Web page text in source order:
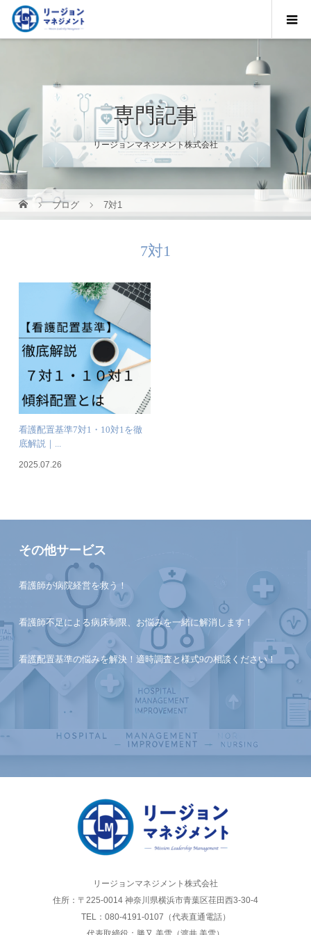
専門記事
リージョンマネジメント株式会社
ブログ 7対1
7対1
看護配置基準7対1・10対1を徹
底解説｜...
2025.07.26
その他サービス
看護師が病院経営を救う！
看護師不足による病床制限、お悩みを一緒に解消します！
看護配置基準の悩みを解決！適時調査と様式9の相談ください！
リージョンマネジメント株式会社
住所：〒225-0014 神奈川県横浜市青葉区荏田西3-30-4
TEL：080-4191-0107（代表直通電話）